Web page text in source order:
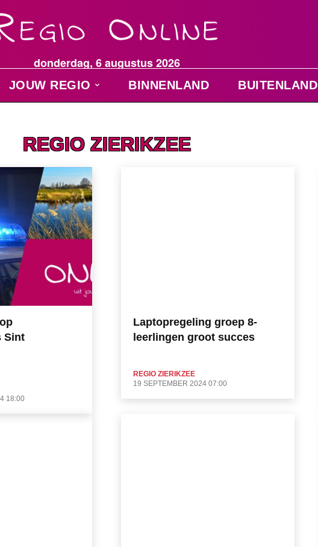
donderdag, 6 augustus 2026
JOUW REGIO BINNENLAND BUITENLAND
REGIO ZIERIKZEE
Sint
18:00
Laptopregeling groep 8-
leerlingen groot succes
REGIO ZIERIKZEE
19 SEPTEMBER 2024 07:00